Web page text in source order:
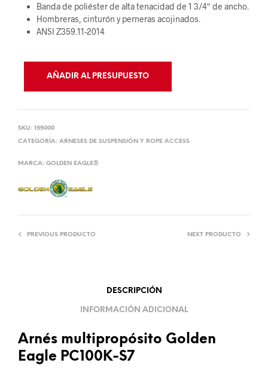
Banda de poliéster de alta tenacidad de 1 3/4″ de ancho.
Hombreras, cinturón y perneras acojinados.
ANSI Z359.11-2014
AÑADIR AL PRESUPUESTO
SKU: 155000
CATEGORÍA: ARNESES DE SUSPENSIÓN Y ROPE ACCESS
MARCA: GOLDEN EAGLE®
PREVIOUS PRODUCTO NEXT PRODUCTO
DESCRIPCIÓN
INFORMACIÓN ADICIONAL
Arnés multipropósito Golden
Eagle PC100K-S7